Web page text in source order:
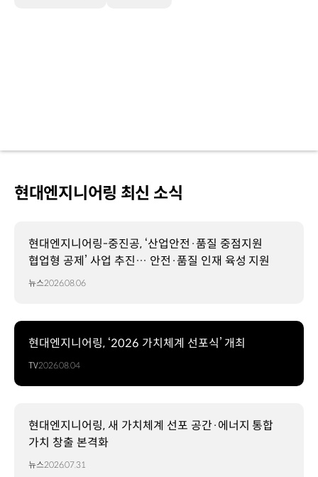
현대엔지니어링 최신 소식
현대엔지니어링-중진공, ‘산업안전·품질 중점지원
협업형 공제’ 사업 추진… 안전·품질 인재 육성 지원
뉴스2026.08.06
현대엔지니어링, ‘2026 가치체계 선포식’ 개최
TV2026.08.04
현대엔지니어링, 새 가치체계 선포 공간·에너지 통합
가치 창출 본격화
뉴스2026.07.31